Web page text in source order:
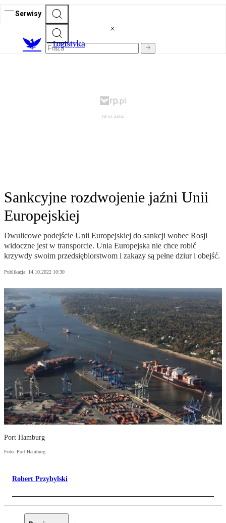
Serwisy
Logistyka
Sankcyjne rozdwojenie jaźni Unii
Europejskiej
Dwulicowe podejście Unii Europejskiej do sankcji wobec Rosji
widoczne jest w transporcie. Unia Europejska nie chce robić
krzywdy swoim przedsiębiorstwom i zakazy są pełne dziur i obejść.
Publikacja: 14.10.2022 10:30
Port Hamburg
Foto: Port Hamburg
Robert Przybylski